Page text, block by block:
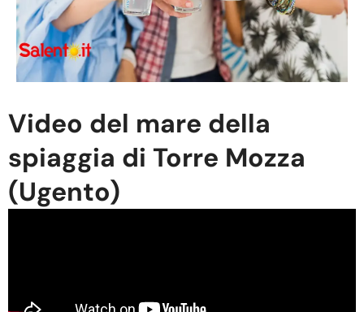
Video del mare della
spiaggia di Torre Mozza
(Ugento)